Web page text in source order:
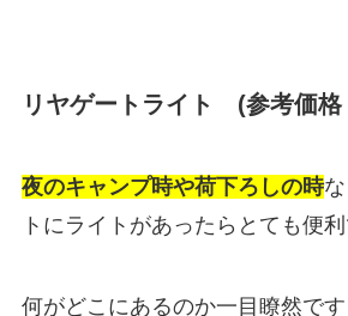
リヤゲートライト (参考価格
夜のキャンプ時や荷下ろしの時
トにライトがあったらとても便利
何がどこにあるのか一目瞭然で